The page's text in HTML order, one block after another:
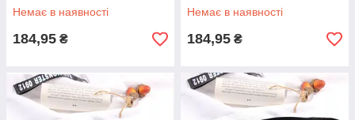
Немає в наявності
184,95 ₴
Немає в наявності
184,95 ₴